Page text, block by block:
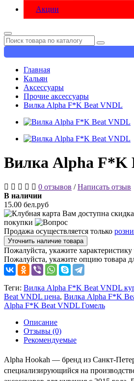
Акции
Главная
Кальян
Аксессуары
Прочие аксессуары
Вилка Alpha F*K Beat VNDL
Вилка Alpha F*K
0 отзывов /Написать отзыв
В наличии
15.00 бел.руб
Вам доступна скидка
покупки
Продажа осуществляется только
Уточнить наличие товара
Пожалуйста, укажите характеристику
Пожалуйста, укажите опцию товара
Теги: Вилка Alpha F*K Beat VNDL
Beat VNDL цена, Вилка Alpha F*K
Alpha F*K Beat VNDL Гомель
Описание
Отзывы (0)
Рекомендуемые
Alpha Hookah — бренд из Санкт-
специализирующийся на